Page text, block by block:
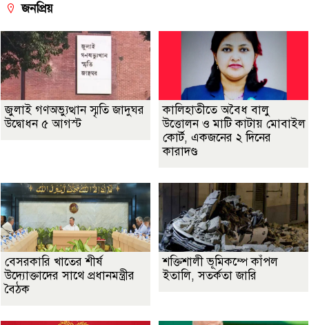
জনপ্রিয়
জুলাই গণঅভ্যুত্থান স্মৃতি জাদুঘর
উদ্বোধন ৫ আগস্ট
কালিহাতীতে অবৈধ বালু
উত্তোলন ও মাটি কাটায় মোবাইল
কোর্ট, একজনের ২ দিনের
কারাদণ্ড
বেসরকারি খাতের শীর্ষ
উদ্যোক্তাদের সাথে প্রধানমন্ত্রীর
বৈঠক
শক্তিশালী ভূমিকম্পে কাঁপল
ইতালি, সতর্কতা জারি